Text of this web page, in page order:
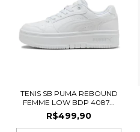
TENIS SB PUMA REBOUND
FEMME LOW BDP 4087...
R$499,90